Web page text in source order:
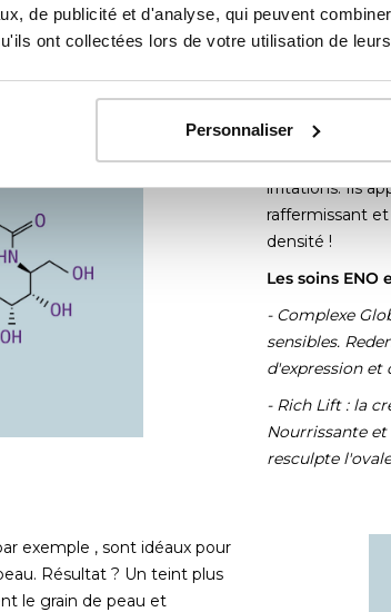
de publicité et d'analyse, qui peuvent
ont collectées lors de votre utilisation de
PersonnaliserLes céramides
favoriser une
irritations. Ils
raffermissant
densité !
Les soins
- Complexe
sensibles.
d'expression et
- Rich Lift : la
Nourrissante
resculpte
exemple , sont idéaux pour
Résultat ? Un teint plus
le grain de peau et